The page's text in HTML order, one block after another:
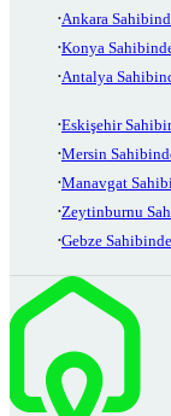
Ankara
Konya
Antalya
Eskişehir
Mersin
Manavgat
Zeytinburnu
Gebze